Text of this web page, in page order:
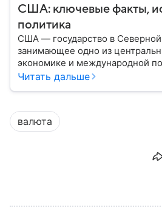
США: ключевые факты,
политика
США — государство в
занимающее одно из
экономике и международной
материале — основные
Читать дальше
валюта